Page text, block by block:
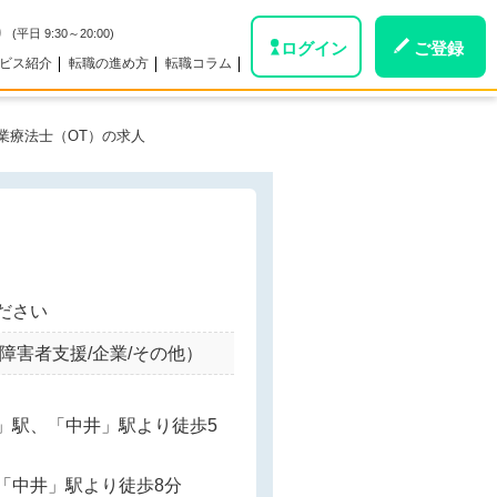
(平日 9:30～20:00)
ス紹介 転職の進め方 転職コラム
ログイン ご登録
療法士（OT）の求人
さい
害者支援/企業/その他）
駅、「中井」駅より徒歩5
中井」駅より徒歩8分